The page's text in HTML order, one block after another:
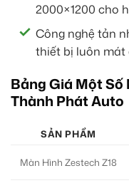
2000×1200 cho
Công nghệ tản
thiết bị luôn mát
Bảng Giá Một
Thành Phát Auto
SẢN PHẨM
Màn Hình Zestech Z18